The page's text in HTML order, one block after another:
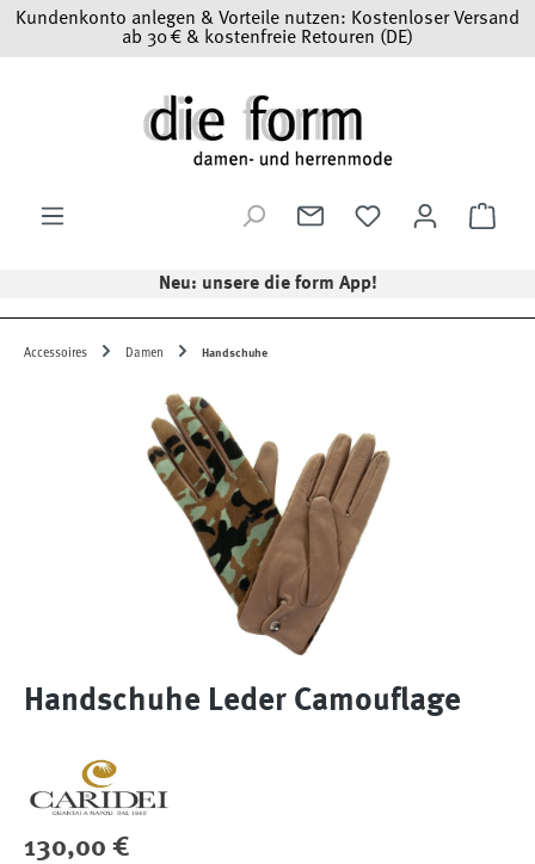
Zum Hauptinhalt springen
Kundenkonto anlegen & Vorteile nutzen: Kostenloser Versand
ab 30 € & kostenfreie Retouren (DE)
Neu: unsere die form App!
Accessoires Damen Handschuhe
Bildergalerie überspringen
Handschuhe Leder Camouflage
Regulärer Preis:
130,00 €